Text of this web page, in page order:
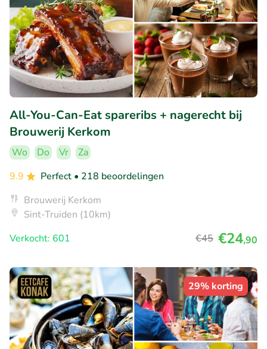
All-You-Can-Eat spareribs + nagerecht bij
Brouwerij Kerkom
Wo Do Vr
Za
9.9
Perfect • 218 beoordelingen
Brouwerij Kerkom
Sint-Truiden (10km)
Verkocht: 601
€45 €24,90
29% korting